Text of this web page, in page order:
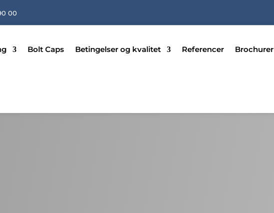
00
Bolt Caps Betingelser og kvalitet Referencer Brochurer